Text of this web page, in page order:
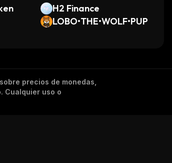
H2 Finance
LOBO•THE•WOLF•PUP
precios de monedas,
Cualquier uso o